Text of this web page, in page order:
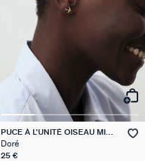
PUCE À L'UNITÉ OISEAU MIX
& MATCH
Doré
25 €